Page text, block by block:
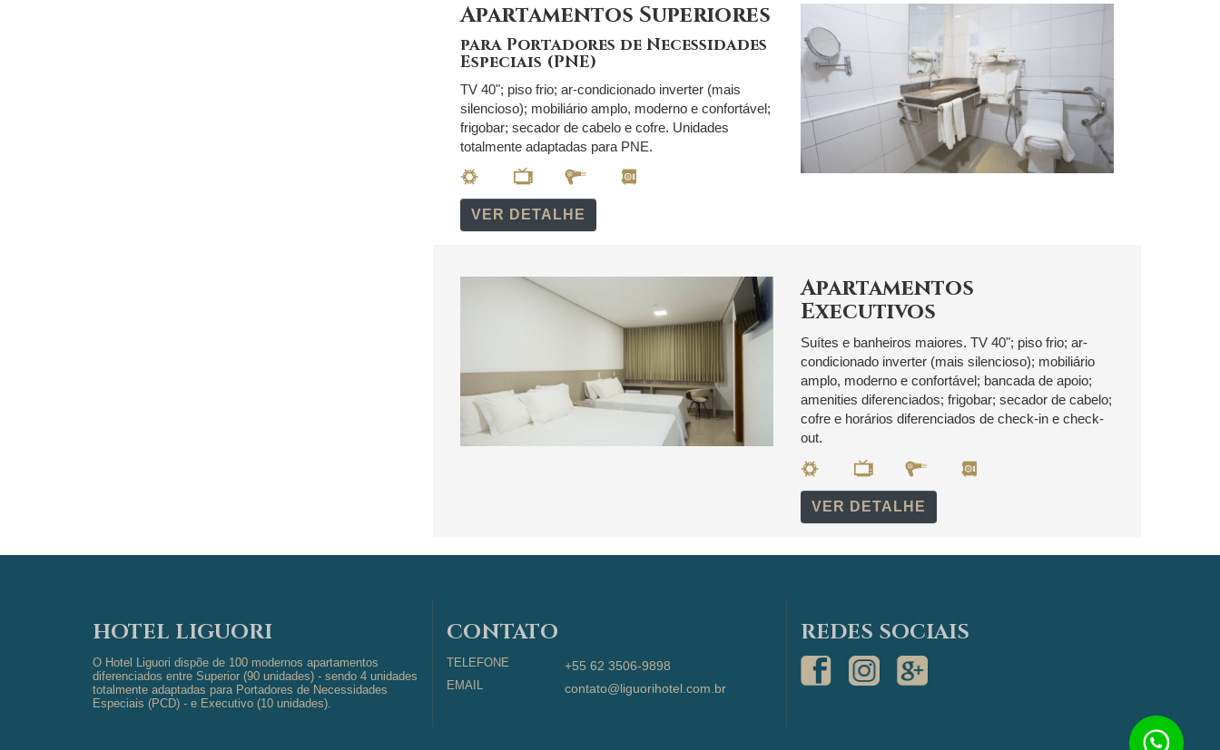
Apartamentos Superiores
para Portadores de Necessidades
Especiais (PNE)
TV 40"; piso frio; ar-condicionado inverter (mais
silencioso); mobiliário amplo, moderno e confortável;
frigobar; secador de cabelo e cofre. Unidades
totalmente adaptadas para PNE.
VER DETALHE
Apartamentos
Executivos
Suítes e banheiros maiores. TV 40"; piso frio; ar-
condicionado inverter (mais silencioso); mobiliário
amplo, moderno e confortável; bancada de apoio;
amenities diferenciados; frigobar; secador de cabelo;
cofre e horários diferenciados de check-in e check-
out.
VER DETALHE
HOTEL LIGUORI
O Hotel Liguori dispõe de 100 modernos apartamentos
diferenciados entre Superior (90 unidades) - sendo 4 unidades
totalmente adaptadas para Portadores de Necessidades
Especiais (PCD) - e Executivo (10 unidades).
CONTATO
TELEFONE +55 62 3506-9898
EMAIL contato@liguorihotel.com.br
REDES SOCIAIS